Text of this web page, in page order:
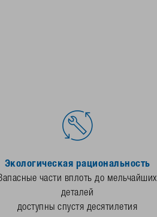
Экологическая рациональность
части вплоть до мельчайших
деталей
доступны спустя десятилетия